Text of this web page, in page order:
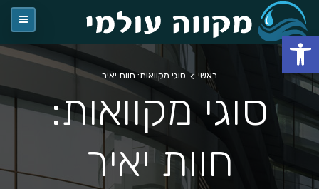
ראשי סוגי מקוואות: חוות יאיר
סוגי מקוואות:
חוות יאיר
פתח סרגל נגישות